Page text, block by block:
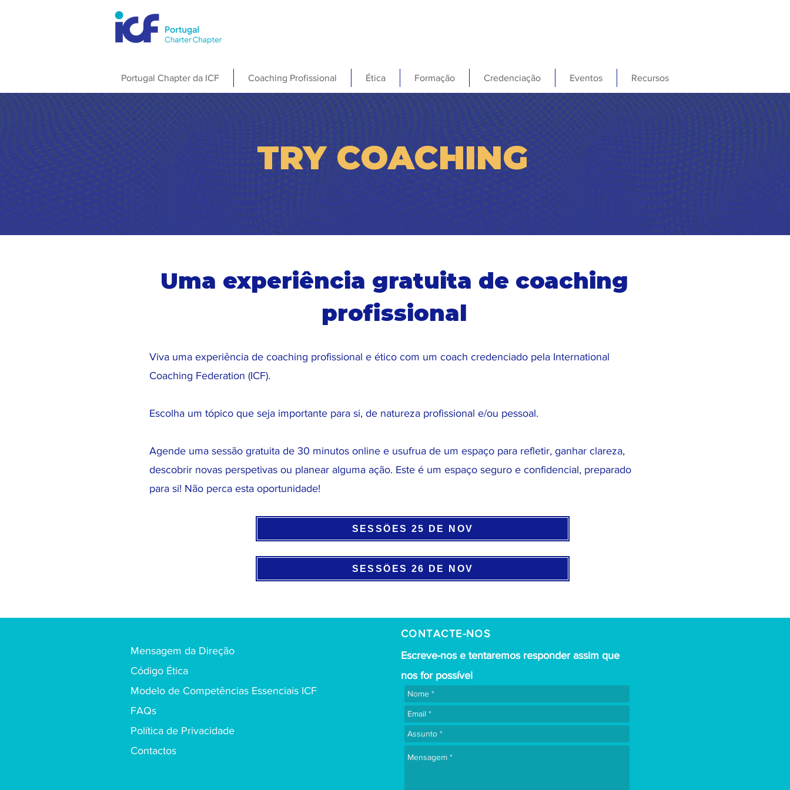
Portugal Chapter da ICF Coaching Profissional Ética Formação Credenciação Eventos Recursos
TRY COACHING
Uma experiência gratuita de coaching
profissional
Viva uma experiência de coaching profissional e ético com um coach credenciado pela International
Coaching Federation (ICF).
Escolha um tópico que seja importante para si, de natureza profissional e/ou pessoal.
Agende uma sessão gratuita de 30 minutos online e usufrua de um espaço para refletir, ganhar clareza,
descobrir novas perspetivas ou planear alguma ação. Este é um espaço seguro e confidencial, preparado
para si! Não perca esta oportunidade!
SESSÕES 25 DE NOV
SESSÕES 26 DE NOV
CONTACTE-NOS
Mensagem da Direção
Código Ética
Modelo de Competências Essenciais ICF
FAQs
Política de Privacidade
Contactos
Escreve-nos e tentaremos responder assim que
nos for possível